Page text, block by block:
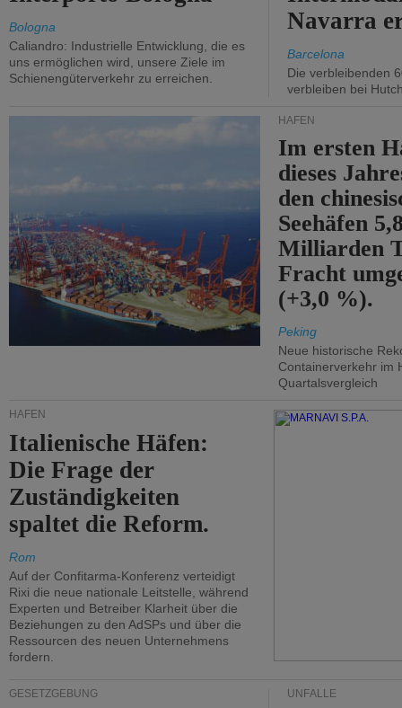
Bologna
Caliandro: Industrielle Entwicklung, die es
uns ermöglichen wird, unsere Ziele im
Schienengüterverkehr zu erreichen.
Navarra
Barcelona
Die verbleibenden
verbleiben bei
HÄFEN
Im ersten
dieses
den
Seehäfen
Milliarden
Fracht
(+3,0 %).
Peking
Neue historische
Containerverkehr im
Quartalsvergleich
HÄFEN
Italienische Häfen:
Die Frage der
Zuständigkeiten
spaltet die Reform.
Rom
Auf der Confitarma-Konferenz verteidigt
Rixi die neue nationale Leitstelle, während
Experten und Betreiber Klarheit über die
Beziehungen zu den AdSPs und über die
Ressourcen des neuen Unternehmens
fordern.
GESETZGEBUNG UNFÄLLE